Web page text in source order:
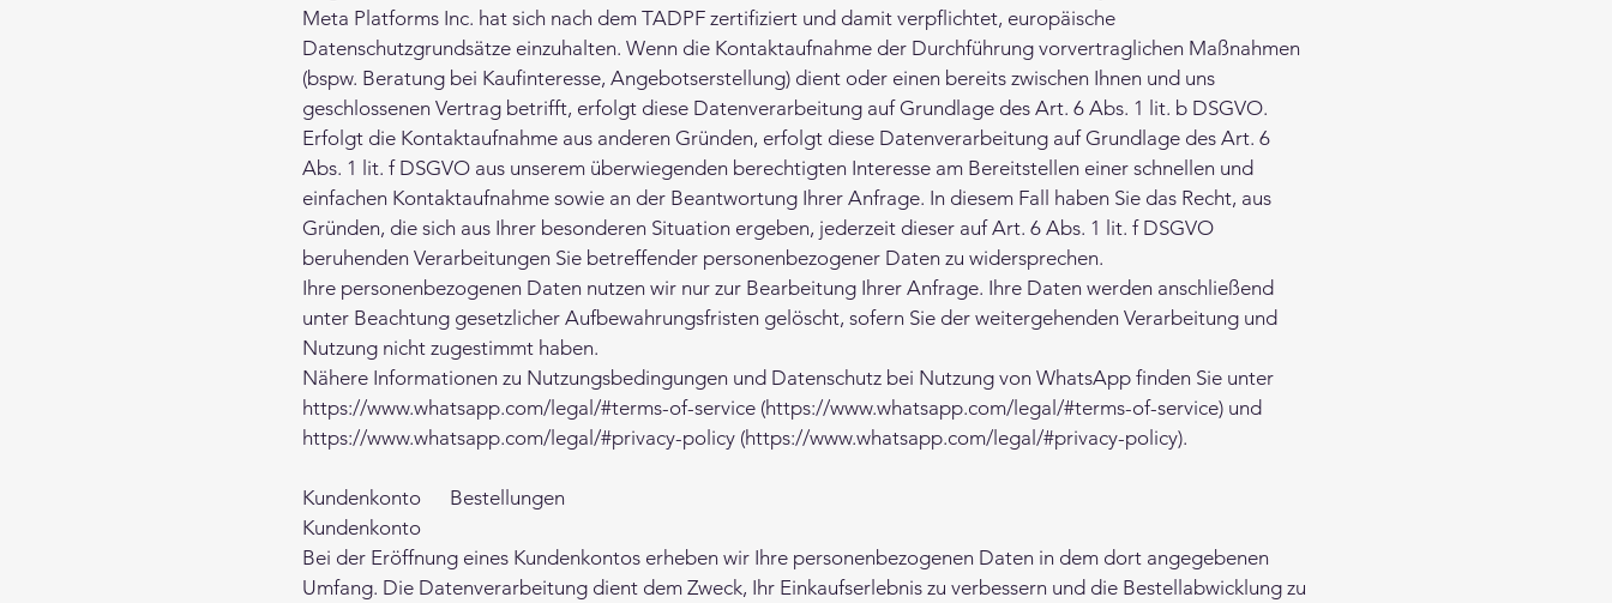
Meta Platforms Inc. hat sich nach dem TADPF zertifiziert und damit verpflichtet, europäische
Datenschutzgrundsätze einzuhalten. Wenn die Kontaktaufnahme der Durchführung vorvertraglichen Maßnahmen
(bspw. Beratung bei Kaufinteresse, Angebotserstellung) dient oder einen bereits zwischen Ihnen und uns
geschlossenen Vertrag betrifft, erfolgt diese Datenverarbeitung auf Grundlage des Art. 6 Abs. 1 lit. b DSGVO.
Erfolgt die Kontaktaufnahme aus anderen Gründen, erfolgt diese Datenverarbeitung auf Grundlage des Art. 6
Abs. 1 lit. f DSGVO aus unserem überwiegenden berechtigten Interesse am Bereitstellen einer schnellen und
einfachen Kontaktaufnahme sowie an der Beantwortung Ihrer Anfrage. In diesem Fall haben Sie das Recht, aus
Gründen, die sich aus Ihrer besonderen Situation ergeben, jederzeit dieser auf Art. 6 Abs. 1 lit. f DSGVO
beruhenden Verarbeitungen Sie betreffender personenbezogener Daten zu widersprechen.
Ihre personenbezogenen Daten nutzen wir nur zur Bearbeitung Ihrer Anfrage. Ihre Daten werden anschließend
unter Beachtung gesetzlicher Aufbewahrungsfristen gelöscht, sofern Sie der weitergehenden Verarbeitung und
Nutzung nicht zugestimmt haben.
Nähere Informationen zu Nutzungsbedingungen und Datenschutz bei Nutzung von WhatsApp finden Sie unter
https://www.whatsapp.com/legal/#terms-of-service (https://www.whatsapp.com/legal/#terms-of-service) und
https://www.whatsapp.com/legal/#privacy-policy (https://www.whatsapp.com/legal/#privacy-policy).
Kundenkonto Bestellungen
Kundenkonto
Bei der Eröffnung eines Kundenkontos erheben wir Ihre personenbezogenen Daten in dem dort angegebenen
Umfang. Die Datenverarbeitung dient dem Zweck, Ihr Einkaufserlebnis zu verbessern und die Bestellabwicklung zu